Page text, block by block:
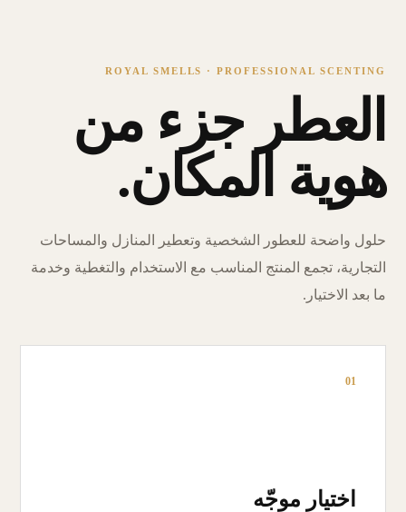
ROYAL SMELLS · PROFESSIONAL SCENTING
العطر جزء من
هوية المكان.
حلول واضحة للعطور الشخصية وتعطير المنازل والمساحات
التجارية، تجمع المنتج المناسب مع الاستخدام والتغطية وخدمة
ما بعد الاختيار.
01
اختيار موجّه